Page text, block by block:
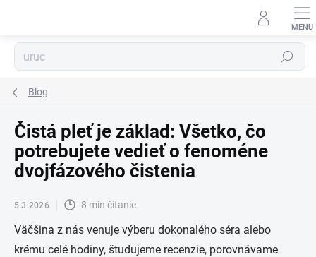
Hľadať
Blog
Čistá pleť je základ: Všetko, čo
potrebujete vedieť o fenoméne
dvojfázového čistenia
5.3.2026 8 min čítanie
Väčšina z nás venuje výberu dokonalého séra alebo
krému celé hodiny, študujeme recenzie, porovnávame